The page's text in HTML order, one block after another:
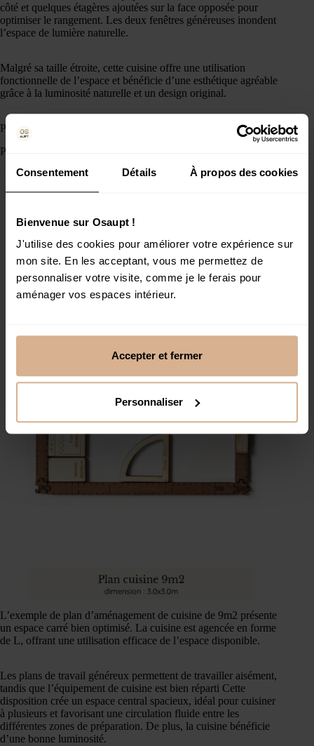
Consentement Détails À propos des cookies
Bienvenue sur Osaupt !
J'utilise des cookies pour améliorer votre expérience sur
mon site. En les acceptant, vous me permettez de
personnaliser votre visite, comme je le ferais pour
aménager vos espaces intérieur.
Accepter et fermer
Personnaliser
côté et quelques étagères ajoutées sur la face opposée pour
optimiser le rangement. Les deux fenêtres généreuses inondent
l’espace de lumière naturelle.
Malgré sa taille étroite, cette cuisine offre une utilisation
fonctionnelle de l’espace et bénéficie d’une esthétique agréable
grâce à la luminosité naturelle et un design original.
Plan Cuisine 9m2 (dimensions 3.0 x 3.0 m)
Plan cuisine 9m2
L’exemple de plan d’aménagement de cuisine de 9m2 présente
un espace carré bien optimisé. La cuisine est agencée en forme
de L, offrant une utilisation efficace de l’espace disponible.
Les plans de travail généreux permettent de travailler aisément,
tandis que l’équipement de cuisine est bien réparti Cette
disposition crée un espace central spacieux, idéal pour cuisiner
à plusieurs et favorisant une circulation fluide entre les
différentes zones de préparation. De plus, la cuisine bénéficie
d’une bonne luminosité.